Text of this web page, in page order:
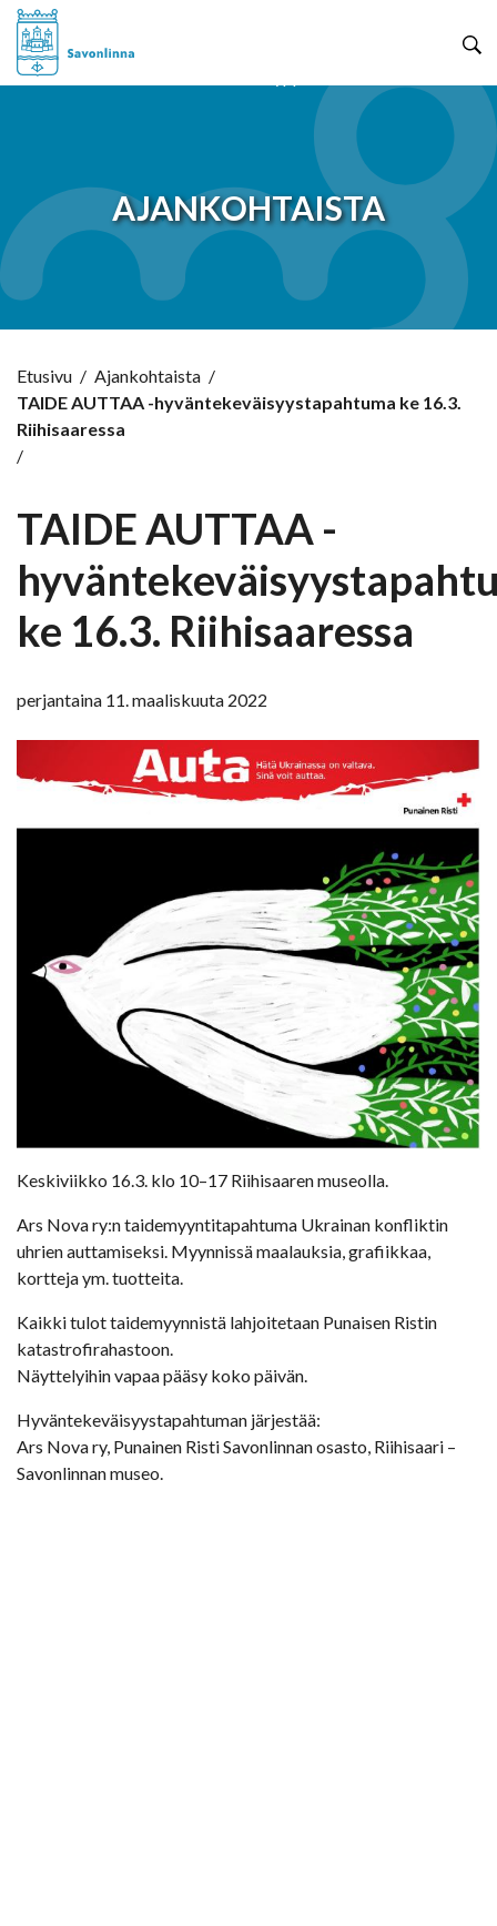
AJANKOHTAISTA
Etusivu / Ajankohtaista /
TAIDE AUTTAA -hyväntekeväisyystapahtuma ke 16.3.
Riihisaaressa
/
TAIDE AUTTAA -
ke 16.3. Riihisaaressa
perjantaina 11. maaliskuuta 2022
Keskiviikko 16.3. klo 10–17 Riihisaaren museolla.
Ars Nova ry:n taidemyyntitapahtuma Ukrainan konfliktin
uhrien auttamiseksi. Myynnissä maalauksia, grafiikkaa,
kortteja ym. tuotteita.
Kaikki tulot taidemyynnistä lahjoitetaan Punaisen Ristin
katastrofirahastoon.
Näyttelyihin vapaa pääsy koko päivän.
Hyväntekeväisyystapahtuman järjestää:
Ars Nova ry, Punainen Risti Savonlinnan osasto, Riihisaari –
Savonlinnan museo.